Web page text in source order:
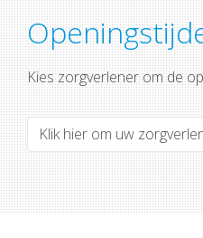
Kies zorgverlener om de